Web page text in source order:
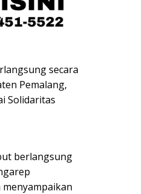
secara
Pemalang,
Solidaritas
berlangsung